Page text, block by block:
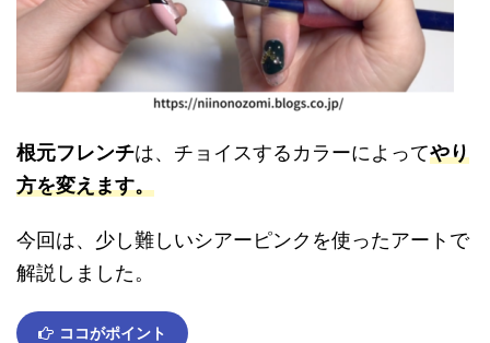
根元フレンチは、チョイスするカラーによってやり
方を変えます。
今回は、少し難しいシアーピンクを使ったアートで
解説しました。
ココがポイント